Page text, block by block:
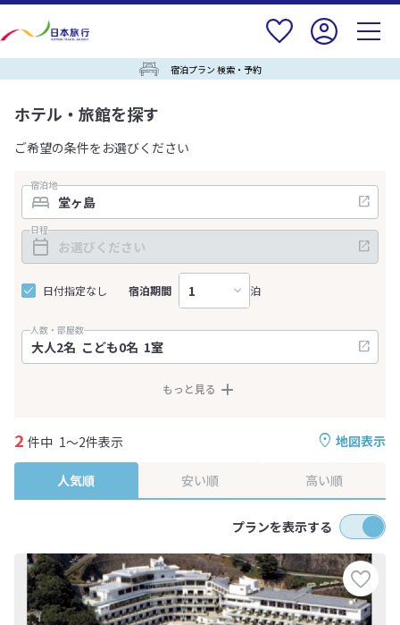
宿泊プラン 検索・予約
ホテル・旅館を探す
ご希望の条件をお選びください
宿泊地
日程
日付指定なし 宿泊期間 泊
人数・部屋数
もっと見る
地図表示
2 件中 1～2件表示
人気順 安い順 高い順
プランを表示する